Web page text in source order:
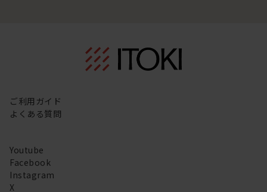
ご利用ガイド
よくある質問
Youtube
Facebook
Instagram
X